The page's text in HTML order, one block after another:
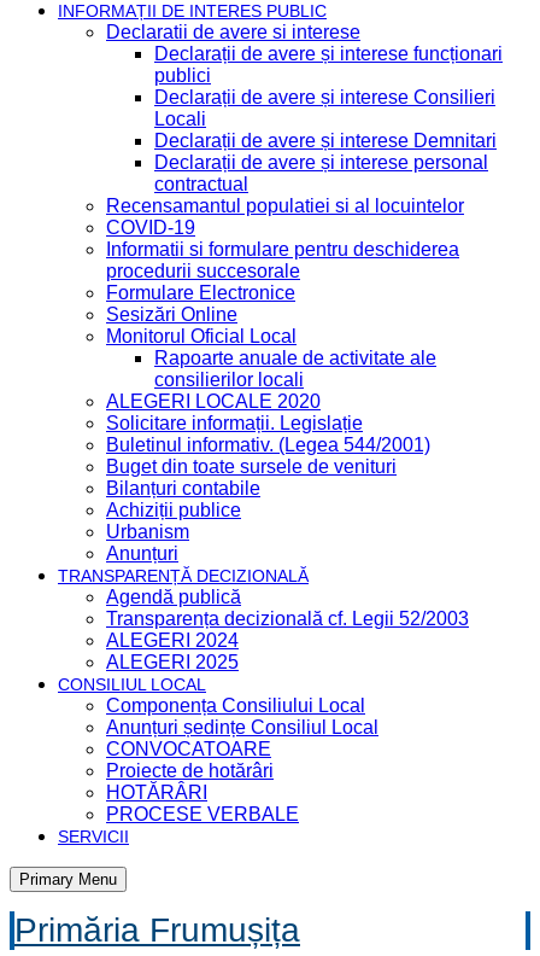
INFORMAȚII DE INTERES PUBLIC
Declaratii de avere si interese
Declarații de avere și interese funcționari
publici
Declarații de avere și interese Consilieri
Locali
Declarații de avere și interese Demnitari
Declarații de avere și interese personal
contractual
Recensamantul populatiei si al locuintelor
COVID-19
Informatii si formulare pentru deschiderea
procedurii succesorale
Formulare Electronice
Sesizări Online
Monitorul Oficial Local
Rapoarte anuale de activitate ale
consilierilor locali
ALEGERI LOCALE 2020
Solicitare informații. Legislație
Buletinul informativ. (Legea 544/2001)
Buget din toate sursele de venituri
Bilanțuri contabile
Achiziții publice
Urbanism
Anunțuri
TRANSPARENȚĂ DECIZIONALĂ
Agendă publică
Transparența decizională cf. Legii 52/2003
ALEGERI 2024
ALEGERI 2025
CONSILIUL LOCAL
Componența Consiliului Local
Anunțuri ședințe Consiliul Local
CONVOCATOARE
Proiecte de hotărâri
HOTĂRÂRI
PROCESE VERBALE
SERVICII
Primary Menu
Primăria Frumușița